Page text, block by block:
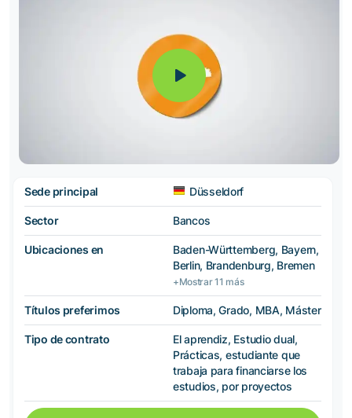
Sede principal Düsseldorf
Sector Bancos
Ubicaciones en
Baden-Württemberg, Bayern,
Berlin, Brandenburg, Bremen
+Mostrar 11 más
Títulos preferimos Diploma, Grado, MBA, Máster
Tipo de contrato
El aprendiz, Estudio dual,
Prácticas, estudiante que
trabaja para financiarse los
estudios, por proyectos